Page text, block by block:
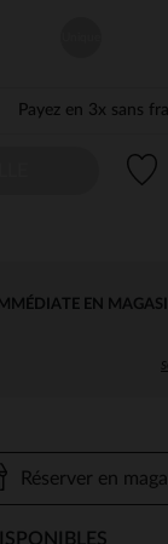
Payez en 3x sans
EN
Réserver en